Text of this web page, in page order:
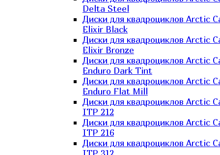
Delta Steel
Диски для квадроциклов Arctic
Elixir Black
Диски для квадроциклов Arctic
Elixir Bronze
Диски для квадроциклов Arctic
Enduro Dark Tint
Диски для квадроциклов Arctic
Enduro Flat Mill
Диски для квадроциклов Arctic
ITP 212
Диски для квадроциклов Arctic
ITP 216
Диски для квадроциклов Arctic